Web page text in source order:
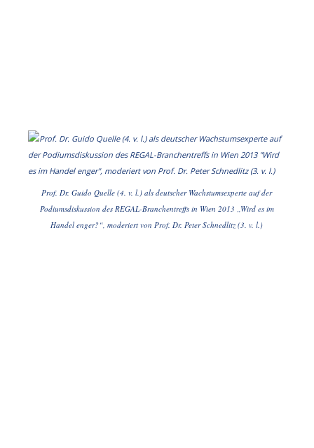
Prof. Dr. Guido Quelle (4. v. l.) als deutscher Wachstumsexperte auf der
Podiumsdiskussion des REGAL-Branchentreffs in Wien 2013 „Wird es im
Handel enger?“, moderiert von Prof. Dr. Peter Schnedlitz (3. v. l.)